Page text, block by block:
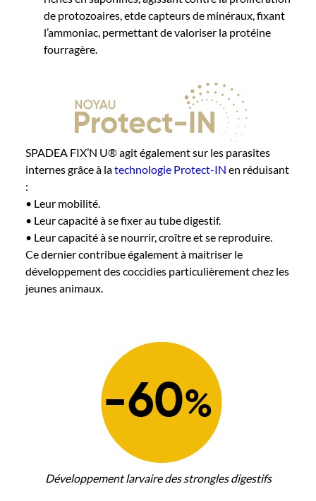
de protozoaires, etde capteurs de minéraux, fixant
l’ammoniac, permettant de valoriser la protéine
fourragère.
SPADEA FIX’N U® agit également sur les parasites
internes grâce à latechnologie Protect-IN en réduisant
:
• Leur mobilité.
• Leur capacité à se fixer au tube digestif.
• Leur capacité à se nourrir, croître et se reproduire.
Ce dernier contribue également à maitriser le
développement des coccidies particulièrement chez les
jeunes animaux.
Développement larvaire des strongles digestifs